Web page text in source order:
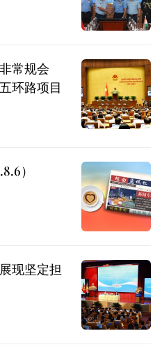
常规会
环路项目
）
现坚定担